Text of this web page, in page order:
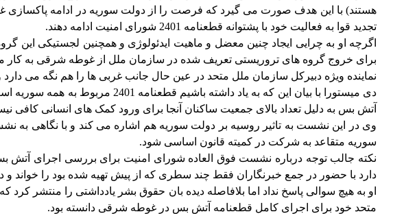
هستند) با این هدف صورت می گیرد که فرصت را از دولت سوریه در ادامه پاکسازی
تجدید قوا به فعالیت خود با پشتوانه قطعنامه 2401 شورای امنیت ادامه دهند.
برای خروج گروه های تروریستی تعریف شده در سازمان ملل از غوطه شرقی به کار
نماینده ویژه دبیرکل سازمان ملل متحد در عین حال جانب غربی ها را هم نگه می دارد و
آتش بس به دلیل تعداد بالای جمعیت ساکنان آنجا برای ورود کمک های انسانی کافی
سوریه متقاعد به شرکت در کمیته قانون اساسی شود.
نکته جالب توجه درباره نشست فوق العاده شورای امنیت برای بررسی اجرای آتش
دارد با حضور در جمع خبرنگاران فقط چند سطری که از پیش تهیه شده بود را خواند و
او به هیچ سوالی پاسخ نداد اما بلافاصله دیده بان حقوق بشر یادداشتی را منتشر کرد
متحد خود برای اجرای کامل قطعنامه آتش بس در غوطه شرقی دانسته بود.